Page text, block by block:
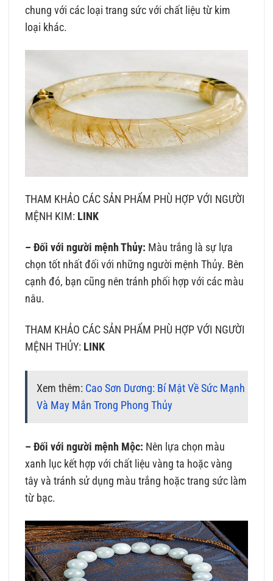
chung với các loại trang sức với chất liệu từ kim
loại khác.
THAM KHẢO CÁC SẢN PHẨM PHÙ HỢP VỚI NGƯỜI
MỆNH KIM: LINK
– Đối với người mệnh Thủy: Màu trắng là sự lựa
chọn tốt nhất đối với những người mệnh Thủy. Bên
cạnh đó, bạn cũng nên tránh phối hợp với các màu
nâu.
THAM KHẢO CÁC SẢN PHẨM PHÙ HỢP VỚI NGƯỜI
MỆNH THỦY: LINK
Xem thêm: Cao Sơn Dương: Bí Mật Về Sức Mạnh
Và May Mắn Trong Phong Thủy
– Đối với người mệnh Mộc: Nên lựa chọn màu
xanh lục kết hợp với chất liệu vàng ta hoặc vàng
tây và tránh sử dụng màu trắng hoặc trang sức làm
từ bạc.